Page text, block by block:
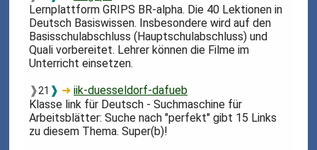
Lernplattform GRIPS BR-alpha. Die 40 Lektionen in
Deutsch Basiswissen. Insbesondere wird auf den
Basisschulabschluss (Hauptschulabschluss) und
Quali vorbereitet. Lehrer können die Filme im
Unterricht einsetzen.
❱21 ❱ ➜iik-duesseldorf-dafueb
Klasse link für Deutsch - Suchmaschine für
Arbeitsblätter: Suche nach "perfekt" gibt 15 Links
zu diesem Thema. Super(b)!